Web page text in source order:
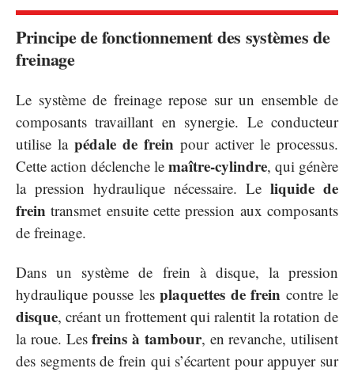
Principe de fonctionnement des systèmes de
freinage
Le système de freinage repose sur un ensemble de
composants travaillant en synergie. Le conducteur
utilise la pédale de frein pour activer le processus.
Cette action déclenche le maître-cylindre, qui génère
la pression hydraulique nécessaire. Le liquide de
frein transmet ensuite cette pression aux composants
de freinage.
Dans un système de frein à disque, la pression
hydraulique pousse lesplaquettes de frein contre le
disque, créant un frottement qui ralentit la rotation de
la roue. Lesfreins à tambour, en revanche, utilisent
des segments de frein qui s’écartent pour appuyer sur